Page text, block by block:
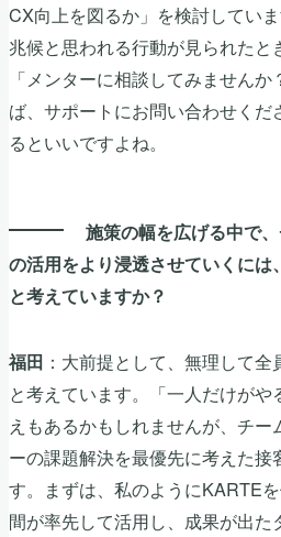
CX向上を図るか」を検討してい
兆候と思われる行動が見られたと
「メンターに相談してみません
ば、サポートにお問い合わせくだ
るといいですよね。
施策の幅を広げる中で
の活用をより浸透させていくに
と考えていますか？
福田 ：大前提として、無理して
と考えています。「一人だけが
えもあるかもしれませんが、チ
ーの課題解決を最優先に考えた
す。まずは、私のようにKARTE
間が率先して活用し、成果が出